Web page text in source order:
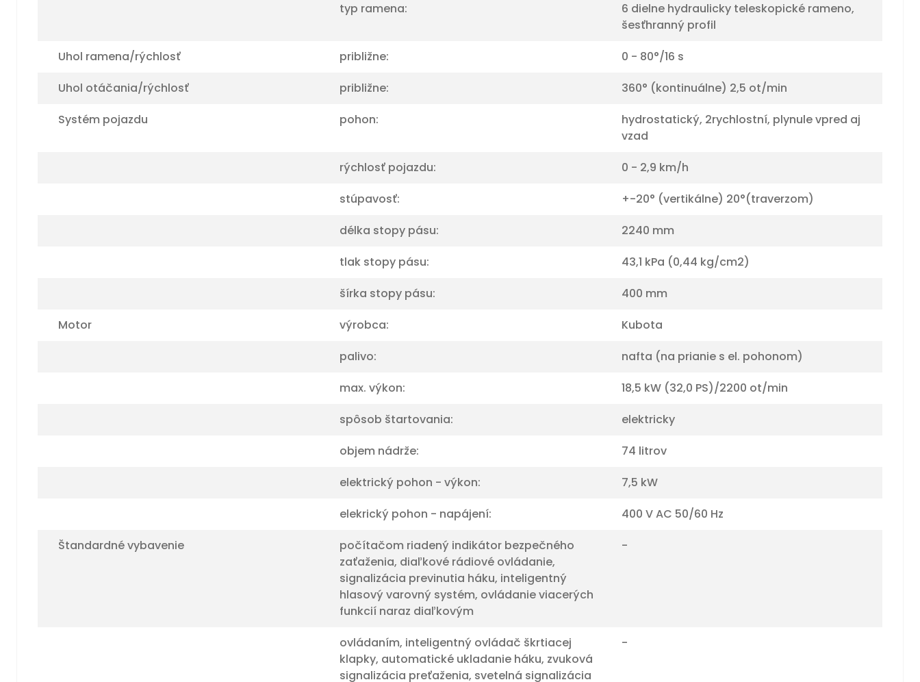
typ ramena:
6 dielne hydraulicky teleskopické rameno,
šesťhranný profil
Uhol ramena/rýchlosť
približne:
0 - 80°/16 s
Uhol otáčania/rýchlosť
približne:
360° (kontinuálne) 2,5 ot/min
Systém pojazdu
pohon:
hydrostatický, 2rychlostní, plynule vpred aj
vzad
rýchlosť pojazdu:
0 - 2,9 km/h
stúpavosť:
+-20° (vertikálne) 20°(traverzom)
délka stopy pásu:
2240 mm
tlak stopy pásu:
43,1 kPa (0,44 kg/cm2)
šírka stopy pásu:
400 mm
Motor
výrobca:
Kubota
palivo:
nafta (na prianie s el. pohonom)
max. výkon:
18,5 kW (32,0 PS)/2200 ot/min
spôsob štartovania:
elektricky
objem nádrže:
74 litrov
elektrický pohon - výkon:
7,5 kW
elekrický pohon - napájení:
400 V AC 50/60 Hz
Štandardné vybavenie
počítačom riadený indikátor bezpečného
zaťaženia, diaľkové rádiové ovládanie,
signalizácia previnutia háku, inteligentný
hlasový varovný systém, ovládanie viacerých
funkcií naraz diaľkovým
-
ovládaním, inteligentný ovládač škrtiacej
klapky, automatické ukladanie háku, zvuková
signalizácia preťaženia, svetelná signalizácia
-